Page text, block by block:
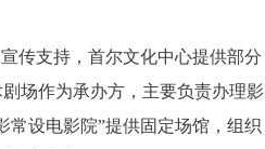
传支持，首尔文化中心提供部分
场作为承办方，主要负责办理影
常设电影院”提供固定场馆，组织